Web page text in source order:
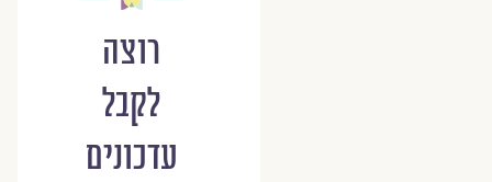
רוצה
לקבל
עדכונים